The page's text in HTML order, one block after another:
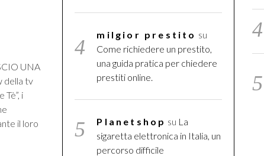
UNA
della tv
Tè”, i
il loro
milgior prestito su
Come richiedere un prestito,
una guida pratica per chiedere
prestiti online.
Planetshop su La
sigaretta elettronica in Italia, un
percorso difficile